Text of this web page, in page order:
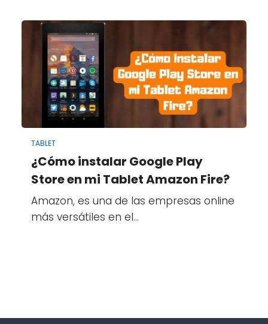
TABLET
¿Cómo instalar Google Play
Store en mi Tablet Amazon Fire?
Amazon, es una de las empresas online
más versátiles en el…